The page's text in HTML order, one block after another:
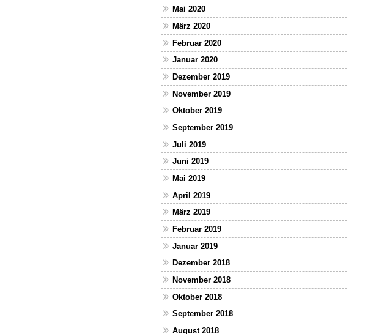
Mai 2020
März 2020
Februar 2020
Januar 2020
Dezember 2019
November 2019
Oktober 2019
September 2019
Juli 2019
Juni 2019
Mai 2019
April 2019
März 2019
Februar 2019
Januar 2019
Dezember 2018
November 2018
Oktober 2018
September 2018
August 2018